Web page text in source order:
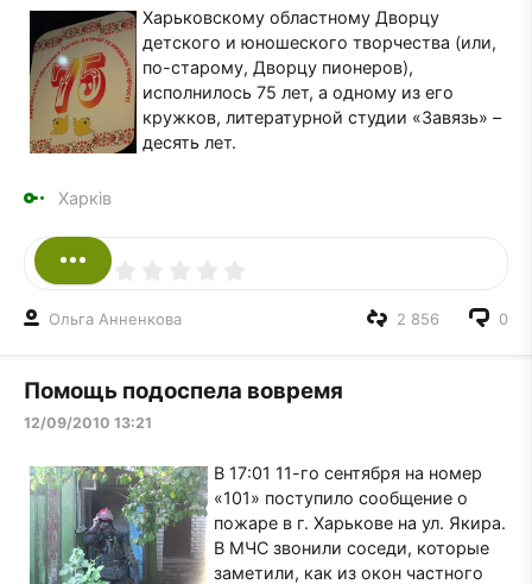
Харьковскому областному Дворцу
детского и юношеского творчества (или,
по-старому, Дворцу пионеров),
исполнилось 75 лет, а одному из его
кружков, литературной студии «Завязь» –
десять лет.
Харків
Ольга Анненкова 0
2 856
Помощь подоспела вовремя
12/09/2010 13:21
В 17:01 11-го сентября на номер
«101» поступило сообщение о
пожаре в г. Харькове на ул. Якира.
В МЧС звонили соседи, которые
заметили, как из окон частного